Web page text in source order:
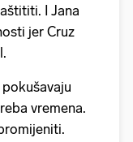
I Jana
jer Cruz
vremena.